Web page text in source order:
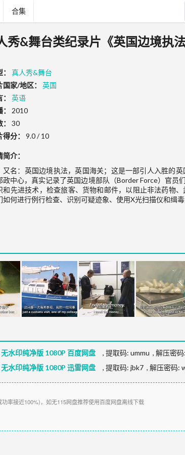
合集
秀&舞台类纪录片《英国边境执
真人秀&舞台
国家/地区：
英国
英语
2010
30
分：
9.0 / 10
简介：
又名：英国边境执法，英国海关；这是一部引人入胜的
政中心，真实记录了英国边境部队（Border Force）官员
和先进技术，检查旅客、货物和邮件，以阻止非法药物
如何进行例行检查、识别可疑迹象、使用X光扫描仪和缉
水印纯净版 1080P 百度网盘 ,提取码:ummu , 解压密
水印纯净版 1080P 迅雷网盘 ,提取码:jbk7 , 解压密码:
率接近100%)，如无115网盘推荐使用百度网盘离线下载